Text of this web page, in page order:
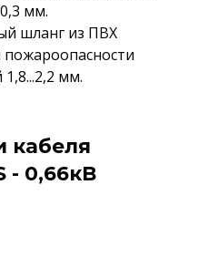
мм.
шланг из ПВХ
мм.
кабеля
- 0,66кВ